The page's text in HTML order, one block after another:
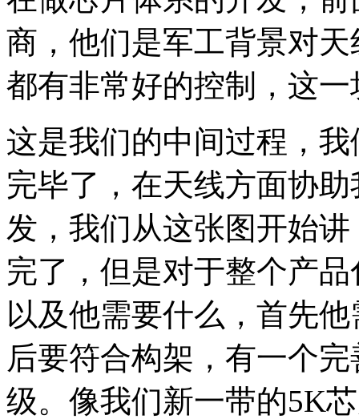
商，他们是军工背景对
都有非常好的控制，这
这是我们的中间过程，
完毕了，在天线方面协
发，我们从这张图开始
完了，但是对于整个产
以及他需要什么，首先
后要符合构架，有一个
级。像我们新一带的5K